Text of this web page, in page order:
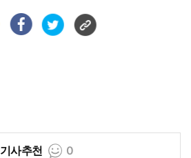
기사추천 0